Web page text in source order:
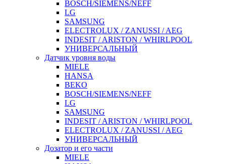
BOSCH/SIEMENS/NEFF
LG
SAMSUNG
ELECTROLUX / ZANUSSI / AEG
INDESIT / ARISTON / WHIRLPOOL
УНИВЕРСАЛЬНЫЙ
Датчик уровня воды
MIELE
HANSA
BEKO
BOSCH/SIEMENS/NEFF
LG
SAMSUNG
INDESIT / ARISTON / WHIRLPOOL
ELECTROLUX / ZANUSSI / AEG
УНИВЕРСАЛЬНЫЙ
Дозатор и его части
MIELE